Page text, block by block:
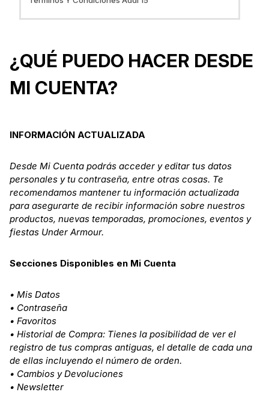
¿QUÉ PUEDO HACER DESDE
MI CUENTA?
INFORMACIÓN ACTUALIZADA
Desde Mi Cuenta podrás acceder y editar tus datos
personales y tu contraseña, entre otras cosas. Te
recomendamos mantener tu información actualizada
para asegurarte de recibir información sobre nuestros
productos, nuevas temporadas, promociones, eventos y
fiestas Under Armour.
Secciones Disponibles en Mi Cuenta
• Mis Datos
• Contraseña
• Favoritos
• Historial de Compra: Tienes la posibilidad de ver el
registro de tus compras antiguas, el detalle de cada una
de ellas incluyendo el número de orden.
• Cambios y Devoluciones
• Newsletter